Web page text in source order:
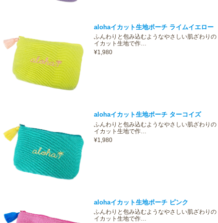
alohaイカット生地ポーチ ライムイエロー
ふんわりと包み込むようなやさしい肌ざわりの
イカット生地で作…
¥1,980
alohaイカット生地ポーチ ターコイズ
ふんわりと包み込むようなやさしい肌ざわりの
イカット生地で作…
¥1,980
alohaイカット生地ポーチ ピンク
ふんわりと包み込むようなやさしい肌ざわりの
イカット生地で作…